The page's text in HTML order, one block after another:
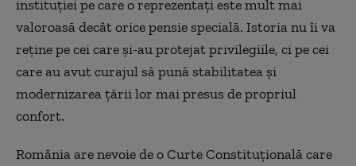
instituției pe care o reprezentați este mult mai
valoroasă decât orice pensie specială. Istoria nu îi va
reține pe cei care și-au protejat privilegiile, ci pe cei
care au avut curajul să pună stabilitatea și
modernizarea țării lor mai presus de propriul
confort.
România are nevoie de o Curte Constituțională care